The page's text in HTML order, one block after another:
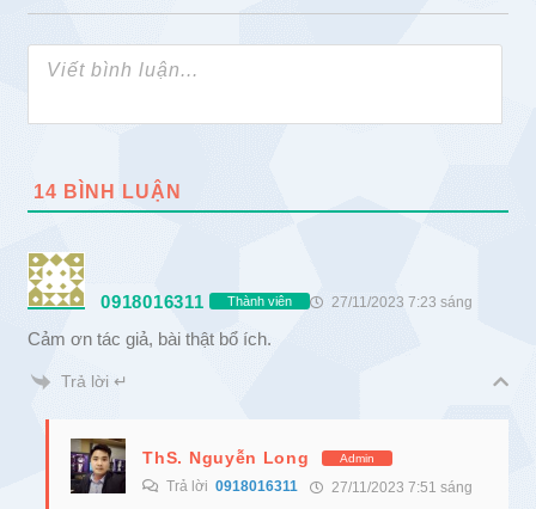
14 BÌNH LUẬN
0918016311 Thành viên 27/11/2023 7:23 sáng
Cảm ơn tác giả, bài thật bổ ích.
Trả lời ↵
ThS. Nguyễn Long Admin
Trả lời0918016311 27/11/2023 7:51 sáng